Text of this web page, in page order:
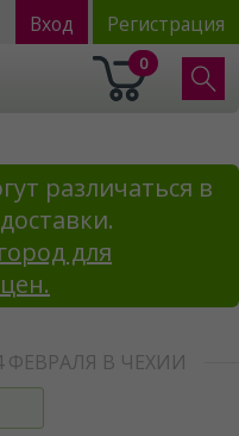
Вход Регистрация
0
различаться в
для
В ЧЕХИИ